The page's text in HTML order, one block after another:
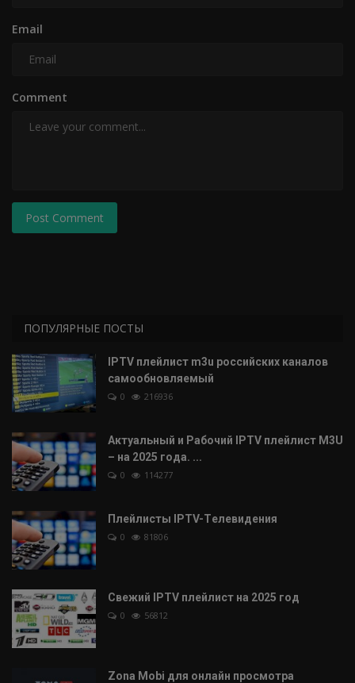
Email
Comment
Post Comment
ПОПУЛЯРНЫЕ ПОСТЫ
IPTV плейлист m3u российских каналов
самообновляемый
0 216936
Актуальный и Рабочий IPTV плейлист M3U
– на 2025 года. ...
0 114277
Плейлисты IPTV-Tелевидения
0 81806
Свежий IPTV плейлист на 2025 год
0 56812
Zona Mobi для онлайн просмотра